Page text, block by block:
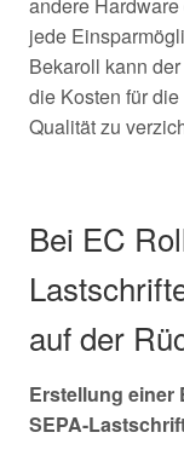
andere
jede
Bekaroll kann
die Kosten für
Qualität zu
Bei EC
auf der
Erstellung einer
SEPA-